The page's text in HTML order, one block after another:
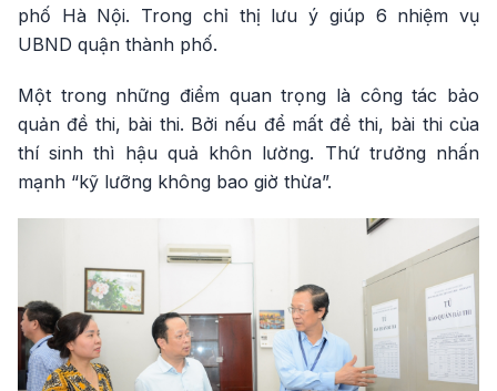
phố Hà Nội. Trong chỉ thị lưu ý giúp 6 nhiệm vụ
UBND quận thành phố.
Một trong những điểm quan trọng là công tác bảo
quản đề thi, bài thi. Bởi nếu để mất đề thi, bài thi của
thí sinh thì hậu quả khôn lường. Thứ trưởng nhấn
mạnh “kỹ lưỡng không bao giờ thừa”.